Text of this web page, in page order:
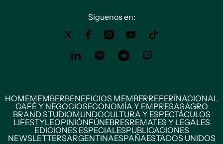
Siguenos en:
HOMEMEMBERBENEFICIOS MEMBERREFERÍNACIONAL
CAFÉ Y NEGOCIOSECONOMÍA Y EMPRESASAGRO
BRAND STUDIOMUNDOCULTURA Y ESPECTÁCULOS
LIFESTYLEOPINIÓNFÚNEBRESREMATES Y LEGALES
EDICIONES ESPECIALESPUBLICACIONES
NEWSLETTERSARGENTINAESPAÑAESTADOS UNIDOS